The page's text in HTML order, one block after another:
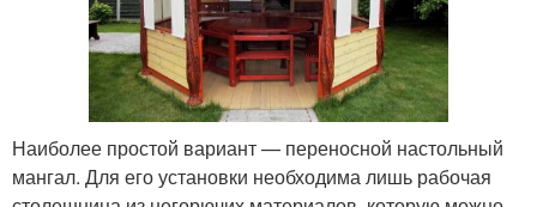
Наиболее простой вариант — переносной настольный
мангал. Для его установки необходима лишь рабочая